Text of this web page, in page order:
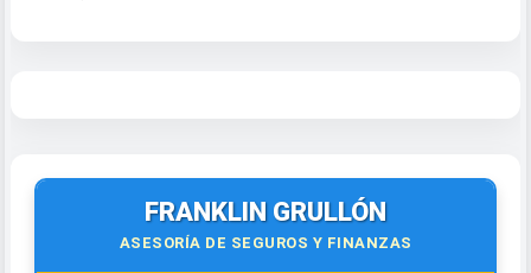
FRANKLIN GRULLÓN
ASESORÍA DE SEGUROS Y FINANZAS